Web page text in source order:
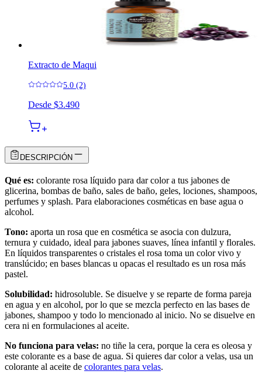
Extracto de Maqui
5.0 (2)
Desde $3.490
DESCRIPCIÓN
Qué es: colorante rosa líquido para dar color a tus jabones de
glicerina, bombas de baño, sales de baño, geles, lociones, shampoos,
perfumes y splash. Para elaboraciones cosméticas en base agua o
alcohol.
Tono: aporta un rosa que en cosmética se asocia con dulzura,
ternura y cuidado, ideal para jabones suaves, línea infantil y florales.
En líquidos transparentes o cristales el rosa toma un color vivo y
translúcido; en bases blancas u opacas el resultado es un rosa más
pastel.
Solubilidad: hidrosoluble. Se disuelve y se reparte de forma pareja
en agua y en alcohol, por lo que se mezcla perfecto en las bases de
jabones, shampoo y todo lo mencionado al inicio. No se disuelve en
cera ni en formulaciones al aceite.
No funciona para velas: no tiñe la cera, porque la cera es oleosa y
este colorante es a base de agua. Si quieres dar color a velas, usa un
colorante al aceite de colorantes para velas.